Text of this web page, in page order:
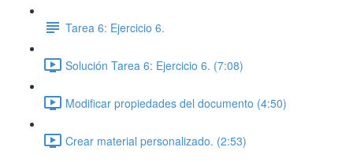
Tarea 6: Ejercicio 6.
Solución Tarea 6: Ejercicio 6. (7:08)
Modificar propiedades del documento (4:50)
Crear material personalizado. (2:53)